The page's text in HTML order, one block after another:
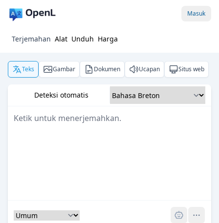
Masuk
Terjemahan Alat Unduh Harga
Teks Gambar Dokumen Ucapan Situs web
Deteksi otomatis